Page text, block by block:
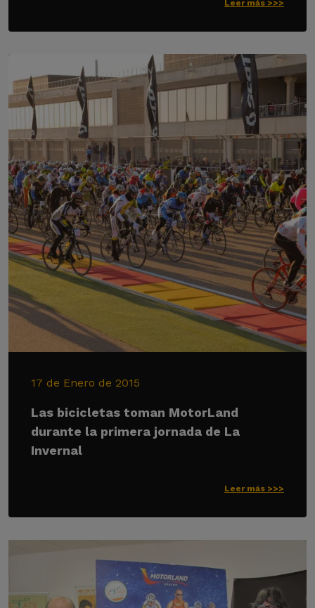
Leer más >>>
17 de Enero de 2015
Las bicicletas toman MotorLand
durante la primera jornada de La
Invernal
Leer más >>>